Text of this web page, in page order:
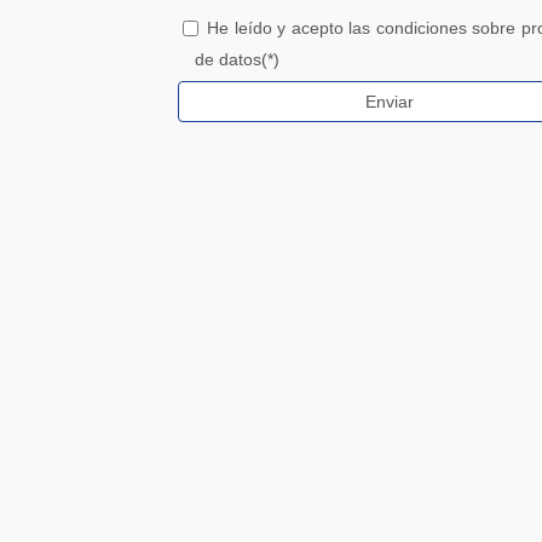
He leído y acepto las condiciones sobre
de datos(*)